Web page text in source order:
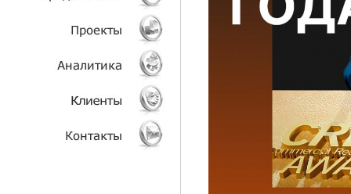
ТЕХНОЛОГИИ
ОБЪЕКТЫ
ПРОЕКТЫ
АНАЛИТИКА
КЛИЕНТЫ